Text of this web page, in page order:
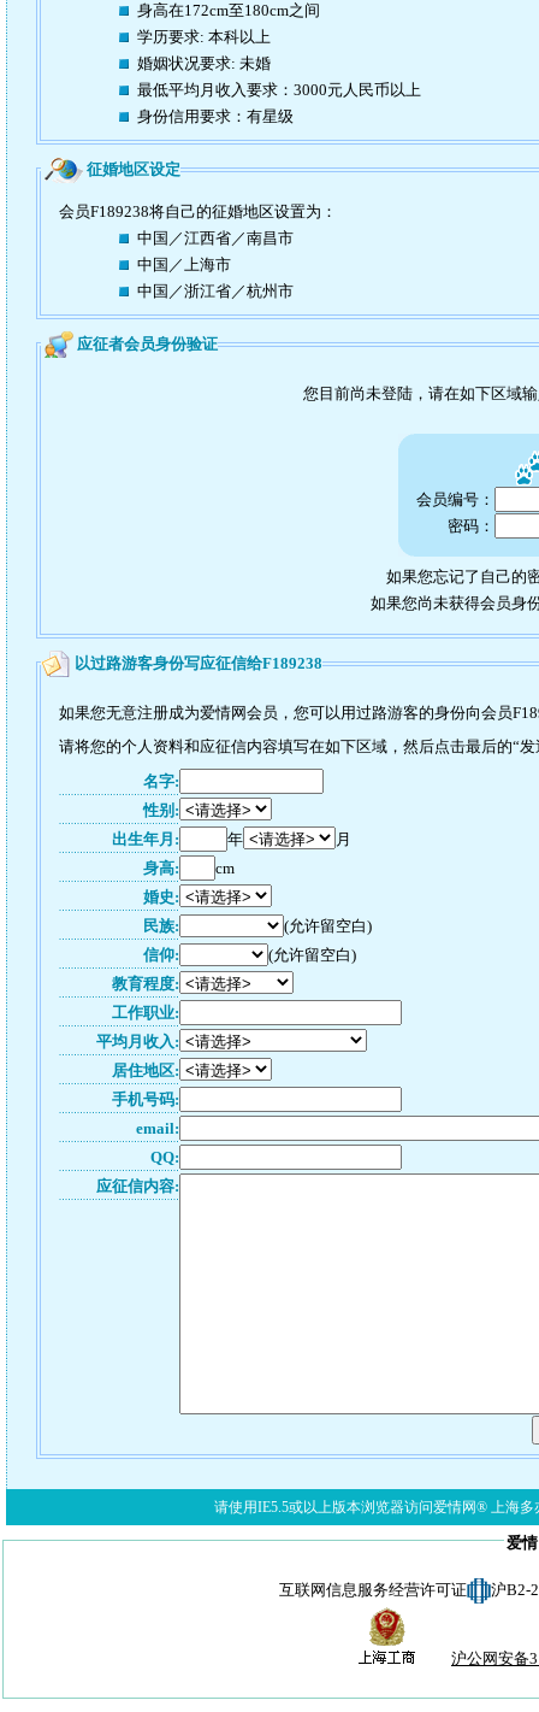
身高在172cm至180cm之间
学历要求: 本科以上
婚姻状况要求: 未婚
最低平均月收入要求：3000元人民币以上
身份信用要求：有星级
征婚地区设定
会员F189238将自己的征婚地区设置为：
中国／江西省／南昌市
中国／上海市
中国／浙江省／杭州市
应征者会员身份验证
您目前尚未登陆，请在如下区域
会员编号：
密码：
如果您忘记了自己的
如果您尚未获得会员身
以过路游客身份写应征信给F189238
如果您无意注册成为爱情网会员，您可以用过路游客的身份向会员
请将您的个人资料和应征信内容填写在如下区域，然后点击最后的“
名字:
性别:
出生年月:
年
月
身高:
cm
婚史:
民族:
(允许留空白)
信仰:
(允许留空白)
教育程度:
工作职业:
平均月收入:
居住地区:
手机号码:
email:
QQ:
应征信内容:
请使用IE5.5或以上版本浏览器访问爱情网® 上海多
爱
互联网信息服务经营许可证 沪B2-
沪公网安备